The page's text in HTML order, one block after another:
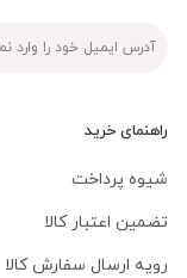
راهنمای خرید
شیوه پرداخت
تضمین اعتبار کالا
رویه ارسال سفارش کالا